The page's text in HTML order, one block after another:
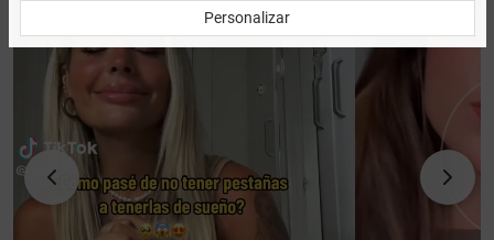
Personalizar